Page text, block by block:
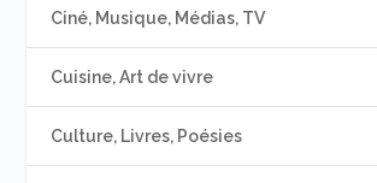
Ciné, Musique, Médias, TV
Cuisine, Art de vivre
Culture, Livres, Poésies